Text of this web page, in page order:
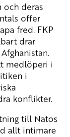
och deras
offer
fred. FKP
drar
medlöperi i
i
konflikter.
till Natos
allt intimare